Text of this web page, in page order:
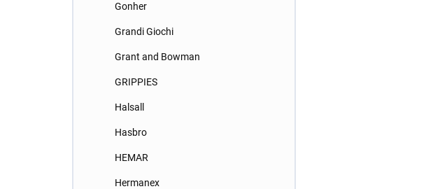
Gonher
Grandi Giochi
Grant and Bowman
GRIPPIES
Halsall
Hasbro
HEMAR
Hermanex